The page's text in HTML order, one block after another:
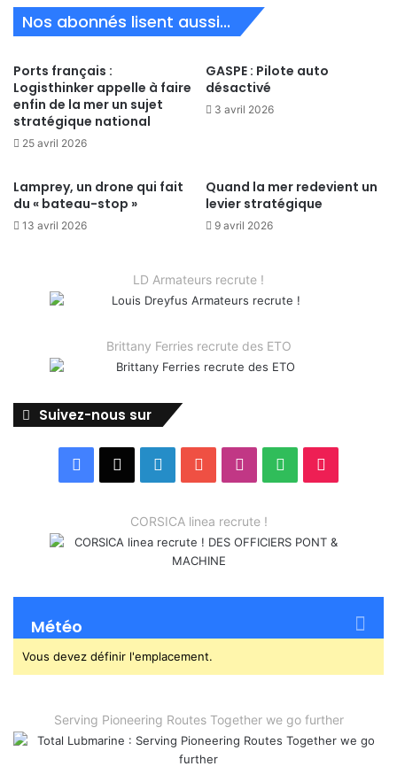
Nos abonnés lisent aussi...
Ports français :
Logisthinker appelle à faire
enfin de la mer un sujet
stratégique national
25 avril 2026
GASPE : Pilote auto
désactivé
3 avril 2026
Lamprey, un drone qui fait
du « bateau-stop »
13 avril 2026
Quand la mer redevient un
levier stratégique
9 avril 2026
LD Armateurs recrute !
Brittany Ferries recrute des ETO
Suivez-nous sur
Facebook LinkedinYouTubeInstagram
Spotify
CORSICA linea recrute !
Météo
Vous devez définir l'emplacement.
Serving Pioneering Routes Together we go further